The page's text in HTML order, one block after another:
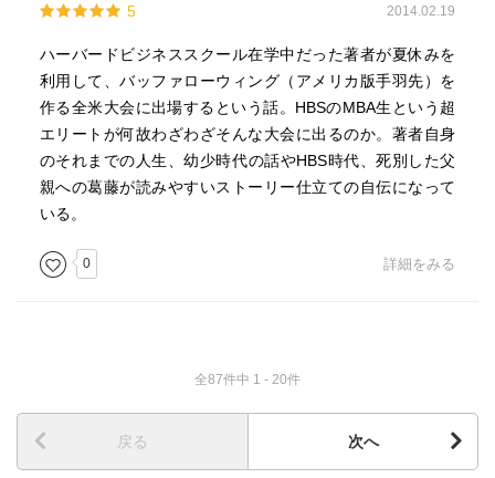
めには、
泥臭くこつこつ頑張って努力するしか道はないと思う。
分かってはいるけど、私はその努力をしないのだ。
年々それがひどくなっている。
高校受験の時は、絶対に無理だって言われてた高校に
あの熱い気持ちはどこにいったんだろう。
でも、この本を読んだのが今の時期で良かったかも。
5 2014.02.19
ハーバードビジネススクール在学中だった著者が夏休みを
利用して、バッファローウィング（アメリカ版手羽先）を
作る全米大会に出場するという話。HBSのMBA生という超
エリートが何故わざわざそんな大会に出るのか。著者自身
のそれまでの人生、幼少時代の話やHBS時代、死別した父
親への葛藤が読みやすいストーリー仕立ての自伝になって
いる。
0 詳細をみる
全87件中 1 - 20件
戻る 次へ